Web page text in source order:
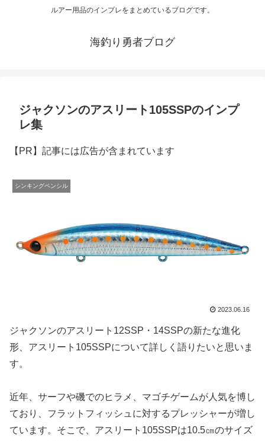
ルアー用品のインプレをまとめているブログです。
海釣り勇者ブログ
ジャクソンのアスリート105SSPのインプ
レ集
【PR】記事には広告が含まれています
シンキングペンシル
2023.06.16
ジャクソンのアスリート12SSP・14SSPの新たな進化
形、アスリート105SSPについて詳しく語りたいと思いま
す。
近年、サーフや磯でのヒラメ、マゴチゲームが人気を博し
ており、フラットフィッシュに対するプレッシャーが増し
ています。そこで、アスリート105SSPは10.5㎝のサイズ